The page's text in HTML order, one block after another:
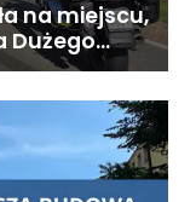
na miejscu,
Dużego